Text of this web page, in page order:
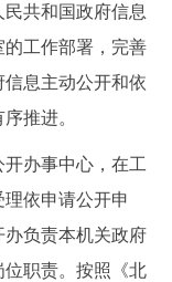
图说互动
人文北京
视频北京
共和国政府信息
工作部署，完善
息主动公开和依
推进。
办事中心，在工
依申请公开申
负责本机关政府
职责。按照《北